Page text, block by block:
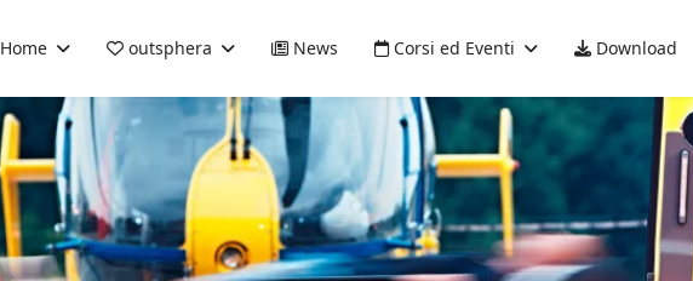
Home outsphera News Corsi ed Eventi Download